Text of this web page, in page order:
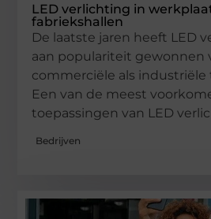
LED verlichting in
fabriekshallen
De laatste jaren heeft LED
aan populariteit gewonnen
commerciële als industriële
Een van de meest
toepassingen van LED
Bedrijven